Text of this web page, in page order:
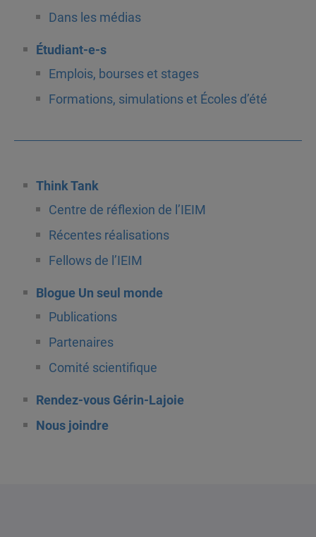
Dans les médias
Étudiant-e-s
Emplois, bourses et stages
Formations, simulations et Écoles d’été
Think Tank
Centre de réflexion de l’IEIM
Récentes réalisations
Fellows de l’IEIM
Blogue Un seul monde
Publications
Partenaires
Comité scientifique
Rendez-vous Gérin-Lajoie
Nous joindre